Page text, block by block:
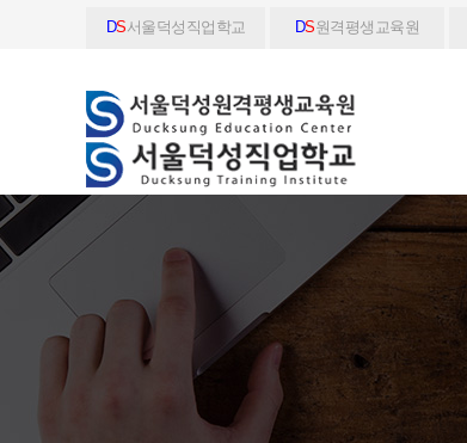
DS서울덕성직업학교 DS원격평생교육원